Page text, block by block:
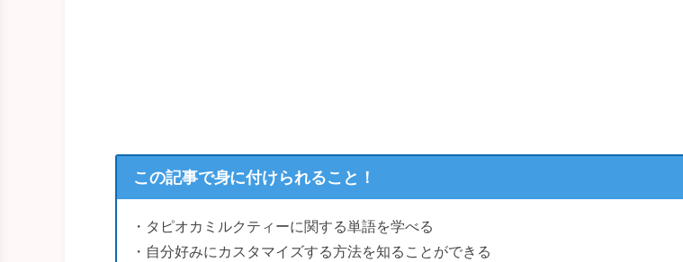
この記事で身に付けられること！
・タピオカミルクティーに関する単語を学べる
・自分好みにカスタマイズする方法を知ることができる